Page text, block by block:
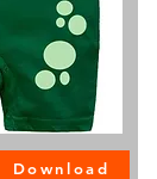
Download